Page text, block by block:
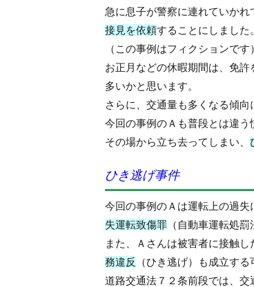
急に息子が警察に連れていかれ
接見を依頼することにしました。
（この事例はフィクションです）
お正月などの休暇期間は、免
多いかと思います。
さらに、交通量も多くなる傾
今回の事例のＡも普段とは違う
その場から立ち去ってしまい、
ひき逃げ事件
今回の事例のＡは運転上の過失
失運転致傷罪 （ 自動車運転処罰
また、Ａさんは被害者に接触
務違反
（ひき逃げ）も成立する
道路交通法７２条前段では、交